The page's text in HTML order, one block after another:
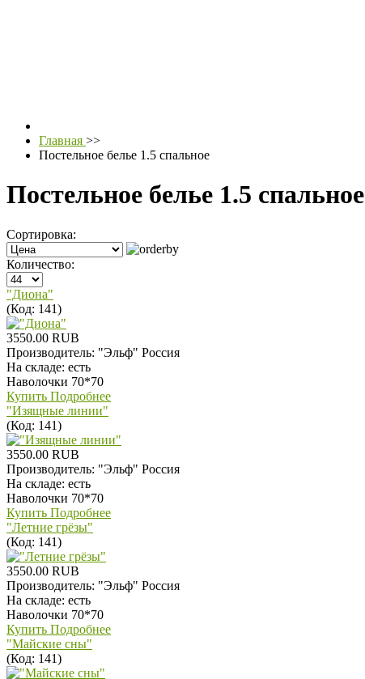
Главная >>
Постельное белье 1.5 спальное
Постельное белье 1.5 спальное
Сортировка:
Количество:
"Диона"
(Код: 141)
3550.00 RUB
Производитель: "Эльф" Россия
На складе: есть
Наволочки 70*70
Купить Подробнее
"Изящные линии"
(Код: 141)
3550.00 RUB
Производитель: "Эльф" Россия
На складе: есть
Наволочки 70*70
Купить Подробнее
"Летние грёзы"
(Код: 141)
3550.00 RUB
Производитель: "Эльф" Россия
На складе: есть
Наволочки 70*70
Купить Подробнее
"Майские сны"
(Код: 141)